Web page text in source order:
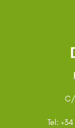
C/
Tel: